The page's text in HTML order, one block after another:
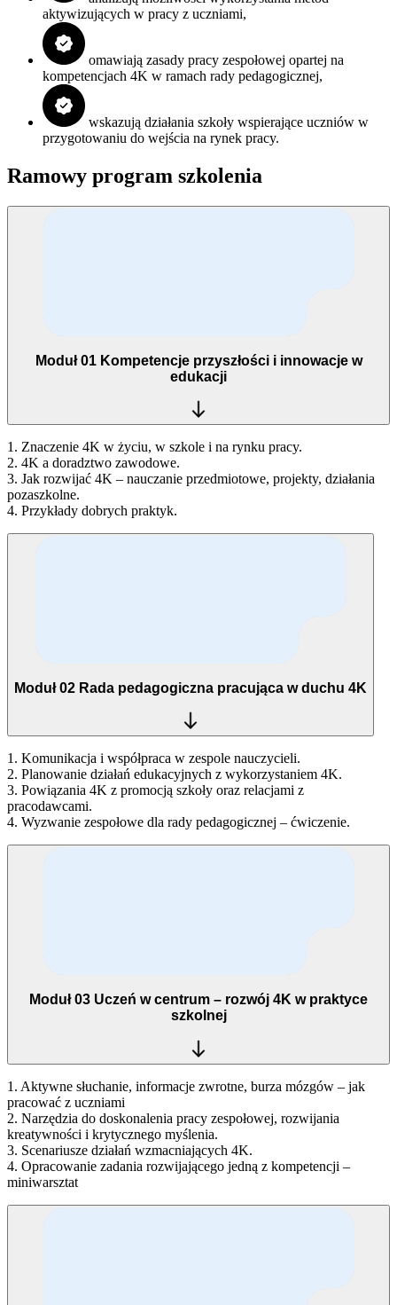
aktywizujących w pracy z uczniami,
omawiają zasady pracy zespołowej opartej na
kompetencjach 4K w ramach rady pedagogicznej,
wskazują działania szkoły wspierające uczniów w
przygotowaniu do wejścia na rynek pracy.
Ramowy program szkolenia
Moduł 01 Kompetencje przyszłości i innowacje w
edukacji
1. Znaczenie 4K w życiu, w szkole i na rynku pracy.
2. 4K a doradztwo zawodowe.
3. Jak rozwijać 4K – nauczanie przedmiotowe, projekty, działania
pozaszkolne.
4. Przykłady dobrych praktyk.
Moduł 02 Rada pedagogiczna pracująca w duchu 4K
1. Komunikacja i współpraca w zespole nauczycieli.
2. Planowanie działań edukacyjnych z wykorzystaniem 4K.
3. Powiązania 4K z promocją szkoły oraz relacjami z
pracodawcami.
4. Wyzwanie zespołowe dla rady pedagogicznej – ćwiczenie.
Moduł 03 Uczeń w centrum – rozwój 4K w praktyce
szkolnej
1. Aktywne słuchanie, informacje zwrotne, burza mózgów – jak
pracować z uczniami
2. Narzędzia do doskonalenia pracy zespołowej, rozwijania
kreatywności i krytycznego myślenia.
3. Scenariusze działań wzmacniających 4K.
4. Opracowanie zadania rozwijającego jedną z kompetencji –
miniwarsztat